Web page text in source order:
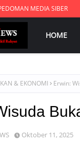
MEDIA SIBER
HOME
& EKONOMI Erwin:
Oktober 11, 2025